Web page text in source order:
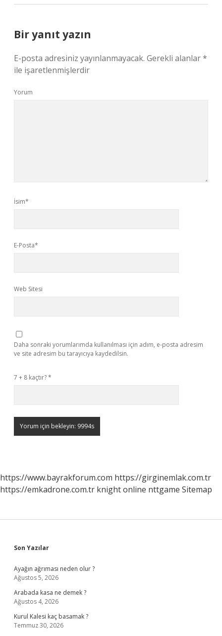
Bir yanıt yazın
E-posta adresiniz yayınlanmayacak. Gerekli alanlar*
ile işaretlenmişlerdir
Yorum
İsim*
E-Posta*
Web Sitesi
Daha sonraki yorumlarımda kullanılması için adım, e-posta adresim
ve site adresim bu tarayıcıya kaydedilsin.
7 + 8 kaçtır?*
https://www.bayrakforum.com https://girginemlak.com.tr
https://emkadrone.com.tr knight online nttgame Sitemap
Sidebar
Son Yazılar
Ayağın ağrıması neden olur ?
Ağustos 5, 2026
Arabada kasa ne demek ?
Ağustos 4, 2026
Kurul Kalesi kaç basamak ?
Temmuz 30, 2026